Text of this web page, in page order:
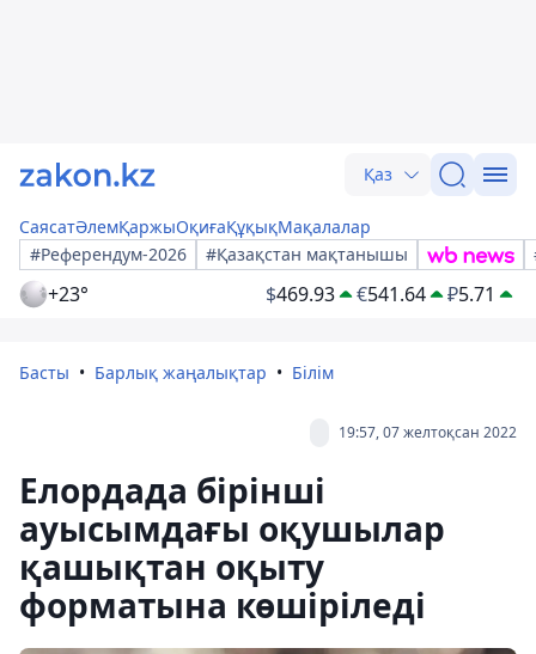
Қаз
СаясатӘлемҚаржыОқиғаҚұқықМақалалар
#Референдум-2026
#Қазақстан мақтанышы
+23° $469.93 €541.64 ₽5.71
Басты Барлық жаңалықтар Білім
19:57, 07 желтоқсан 2022
Елордада бірінші
ауысымдағы оқушылар
қашықтан оқыту
форматына көшіріледі